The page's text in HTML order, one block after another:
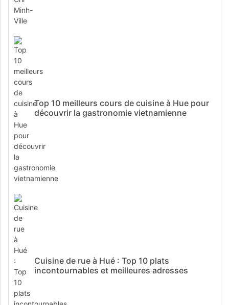
Top 10 meilleurs cours de cuisine à Hue pour
découvrir la gastronomie vietnamienne
Cuisine de rue à Hué : Top 10 plats
incontournables et meilleures adresses